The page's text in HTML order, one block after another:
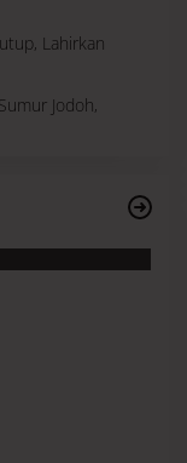
Lahirkan
Jodoh,